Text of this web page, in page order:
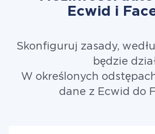
Ecwid i
Skonfiguruj zasady,
będzie
W określonych
dane z Ecwid do